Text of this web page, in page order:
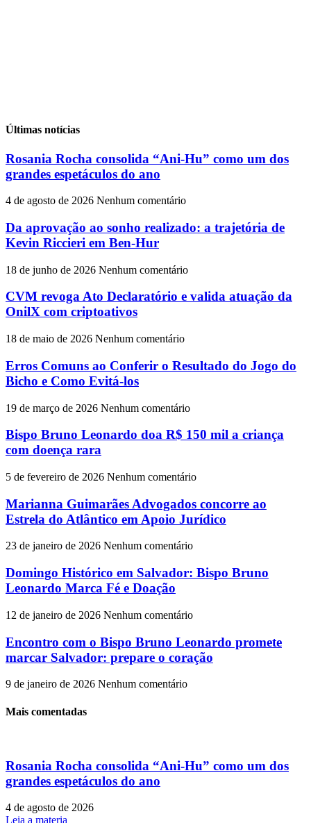
Últimas notícias
Rosania Rocha consolida “Ani-Hu” como um dos
grandes espetáculos do ano
4 de agosto de 2026 Nenhum comentário
Da aprovação ao sonho realizado: a trajetória de
Kevin Riccieri em Ben-Hur
18 de junho de 2026 Nenhum comentário
CVM revoga Ato Declaratório e valida atuação da
OnilX com criptoativos
18 de maio de 2026 Nenhum comentário
Erros Comuns ao Conferir o Resultado do Jogo do
Bicho e Como Evitá-los
19 de março de 2026 Nenhum comentário
Bispo Bruno Leonardo doa R$ 150 mil a criança
com doença rara
5 de fevereiro de 2026 Nenhum comentário
Marianna Guimarães Advogados concorre ao
Estrela do Atlântico em Apoio Jurídico
23 de janeiro de 2026 Nenhum comentário
Domingo Histórico em Salvador: Bispo Bruno
Leonardo Marca Fé e Doação
12 de janeiro de 2026 Nenhum comentário
Encontro com o Bispo Bruno Leonardo promete
marcar Salvador: prepare o coração
9 de janeiro de 2026 Nenhum comentário
Mais comentadas
Rosania Rocha consolida “Ani-Hu” como um dos
grandes espetáculos do ano
4 de agosto de 2026
Leia a materia